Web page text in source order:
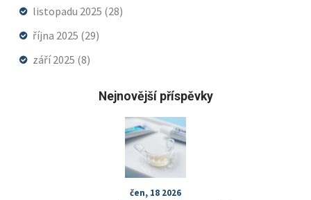
listopadu 2025 (28)
října 2025 (29)
září 2025 (8)
Nejnovější příspěvky
čen, 18 2026